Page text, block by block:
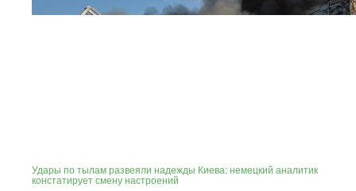
Удары по тылам развеяли надежды Киева: немецкий аналитик
констатирует смену настроений